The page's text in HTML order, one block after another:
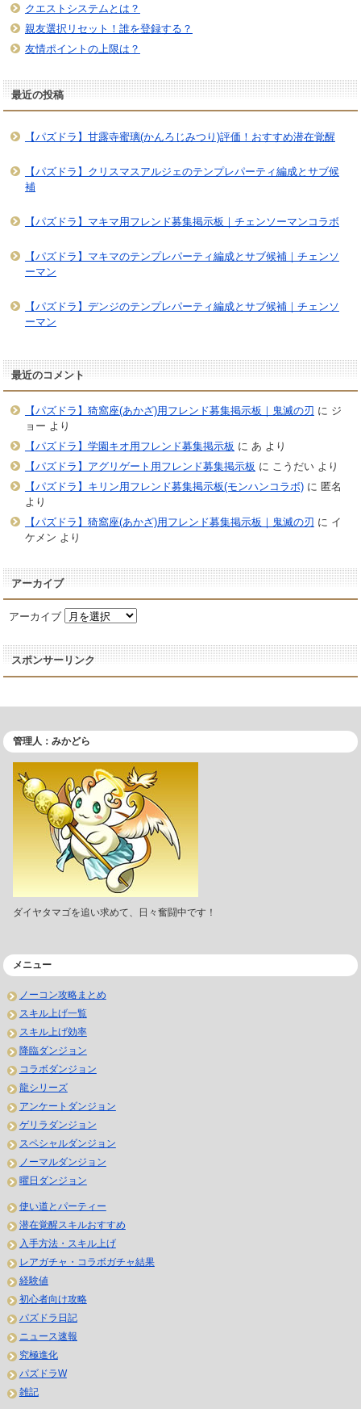
クエストシステムとは？
親友選択リセット！誰を登録する？
友情ポイントの上限は？
最近の投稿
【パズドラ】甘露寺蜜璃(かんろじみつり)評価！おすすめ潜在覚醒
【パズドラ】クリスマスアルジェのテンプレパーティ編成とサブ候
補
【パズドラ】マキマ用フレンド募集掲示板｜チェンソーマンコラボ
【パズドラ】マキマのテンプレパーティ編成とサブ候補｜チェンソ
ーマン
【パズドラ】デンジのテンプレパーティ編成とサブ候補｜チェンソ
ーマン
最近のコメント
【パズドラ】猗窩座(あかざ)用フレンド募集掲示板｜鬼滅の刃 に ジ
ョー より
【パズドラ】学園キオ用フレンド募集掲示板 に あ より
【パズドラ】アグリゲート用フレンド募集掲示板 に こうだいより
【パズドラ】キリン用フレンド募集掲示板(モンハンコラボ)に 匿名
より
【パズドラ】猗窩座(あかざ)用フレンド募集掲示板｜鬼滅の刃 に イ
ケメン より
アーカイブ
アーカイブ
スポンサーリンク
管理人：みかどら
ダイヤタマゴを追い求めて、日々奮闘中です！
メニュー
ノーコン攻略まとめ
スキル上げ一覧
スキル上げ効率
降臨ダンジョン
コラボダンジョン
龍シリーズ
アンケートダンジョン
ゲリラダンジョン
スペシャルダンジョン
ノーマルダンジョン
曜日ダンジョン
使い道とパーティー
潜在覚醒スキルおすすめ
入手方法・スキル上げ
レアガチャ・コラボガチャ結果
経験値
初心者向け攻略
パズドラ日記
ニュース速報
究極進化
パズドラW
雑記